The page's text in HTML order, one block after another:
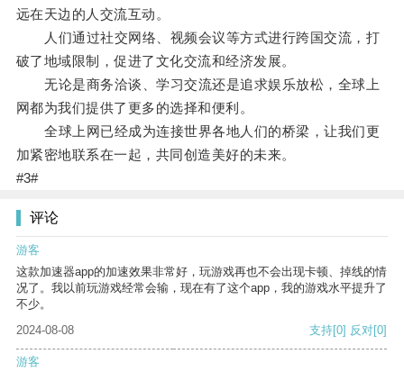
远在天边的人交流互动。
人们通过社交网络、视频会议等方式进行跨国交流，打
破了地域限制，促进了文化交流和经济发展。
无论是商务洽谈、学习交流还是追求娱乐放松，全球上
网都为我们提供了更多的选择和便利。
全球上网已经成为连接世界各地人们的桥梁，让我们更
加紧密地联系在一起，共同创造美好的未来。
#3#
评论
游客
这款加速器app的加速效果非常好，玩游戏再也不会出现卡顿、掉线的情
况了。我以前玩游戏经常会输，现在有了这个app，我的游戏水平提升了
不少。
2024-08-08
支持[0] 反对[0]
游客